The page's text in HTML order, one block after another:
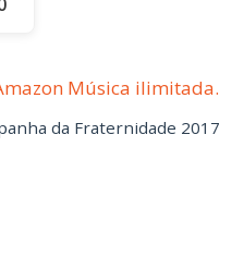
Música ilimitada.
da Fraternidade 2017